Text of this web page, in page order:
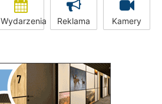
Wydarzenia Reklama Kamery